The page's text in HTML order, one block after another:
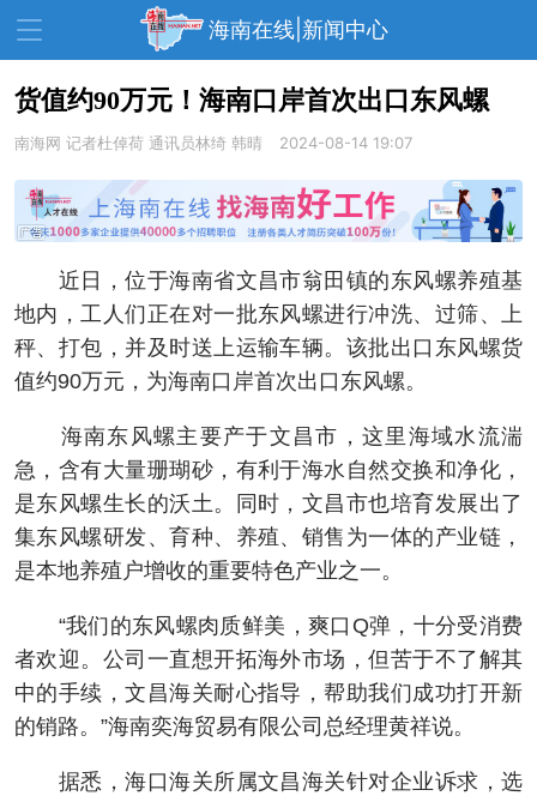
海南在线|新闻中心
资讯中心 热点 旅游
文体 财经
教育 健康 房产
家装 交通 美食
生活 演出 活动
展会 走读海南 周末去哪儿
人才在线 天涯企服
货值约90万元！海南口岸首次出口东风螺
南海网 记者杜倬荷 通讯员林绮 韩晴 2024-08-14 19:07
近日，位于海南省文昌市翁田镇的东风螺养殖基
地内，工人们正在对一批东风螺进行冲洗、过筛、上
秤、打包，并及时送上运输车辆。该批出口东风螺货
值约90万元，为海南口岸首次出口东风螺。
海南东风螺主要产于文昌市，这里海域水流湍
急，含有大量珊瑚砂，有利于海水自然交换和净化，
是东风螺生长的沃土。同时，文昌市也培育发展出了
集东风螺研发、育种、养殖、销售为一体的产业链，
是本地养殖户增收的重要特色产业之一。
“我们的东风螺肉质鲜美，爽口Q弹，十分受消费
者欢迎。公司一直想开拓海外市场，但苦于不了解其
中的手续，文昌海关耐心指导，帮助我们成功打开新
的销路。”海南奕海贸易有限公司总经理黄祥说。
据悉，海口海关所属文昌海关针对企业诉求，选